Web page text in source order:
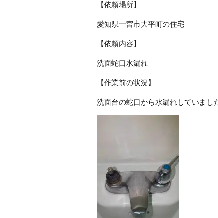
【依頼場所】
愛知県一宮市大平町の住宅
【依頼内容】
洗面蛇口水漏れ
【作業前の状況】
洗面台の蛇口から水漏れしていまし